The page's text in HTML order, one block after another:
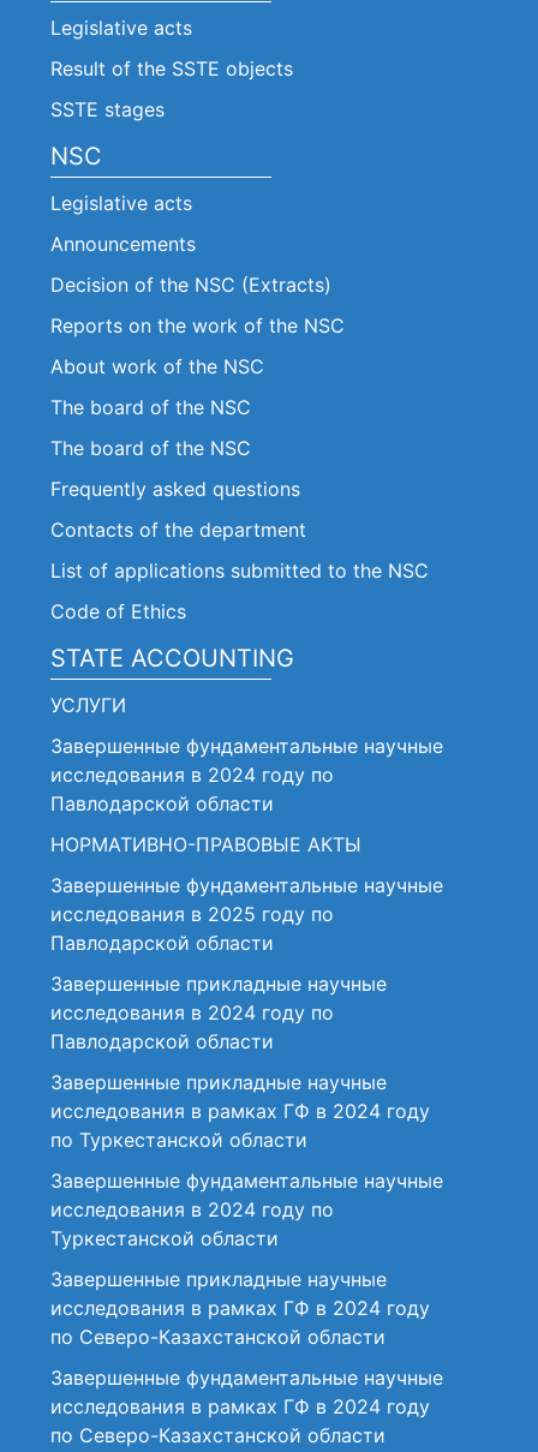
Legislative acts
Result of the SSTE objects
SSTE stages
NSC
Legislative acts
Announcements
Decision of the NSC (Extracts)
Reports on the work of the NSC
About work of the NSC
The board of the NSC
The board of the NSC
Frequently asked questions
Contacts of the department
List of applications submitted to the NSC
Code of Ethics
STATE ACCOUNTING
УСЛУГИ
Завершенные фундаментальные научные
исследования в 2024 году по
Павлодарской области
НОРМАТИВНО-ПРАВОВЫЕ АКТЫ
Завершенные фундаментальные научные
исследования в 2025 году по
Павлодарской области
Завершенные прикладные научные
исследования в 2024 году по
Павлодарской области
Завершенные прикладные научные
исследования в рамках ГФ в 2024 году
по Туркестанской области
Завершенные фундаментальные научные
исследования в 2024 году по
Туркестанской области
Завершенные прикладные научные
исследования в рамках ГФ в 2024 году
по Северо-Казахстанской области
Завершенные фундаментальные научные
исследования в рамках ГФ в 2024 году
по Северо-Казахстанской области